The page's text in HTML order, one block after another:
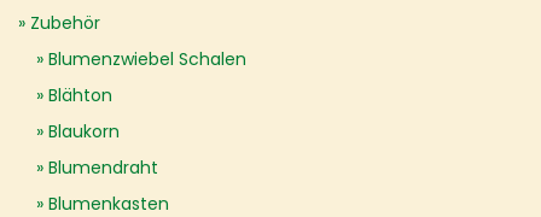
Zubehör
Blumenzwiebel Schalen
Blähton
Blaukorn
Blumendraht
Blumenkasten